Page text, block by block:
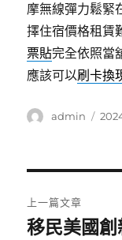
摩無線彈力鬆緊
擇住宿價格租賃
票貼完全依照當
應該可以刷卡換
作
admin
發
章
上一篇文章
上
移民美國